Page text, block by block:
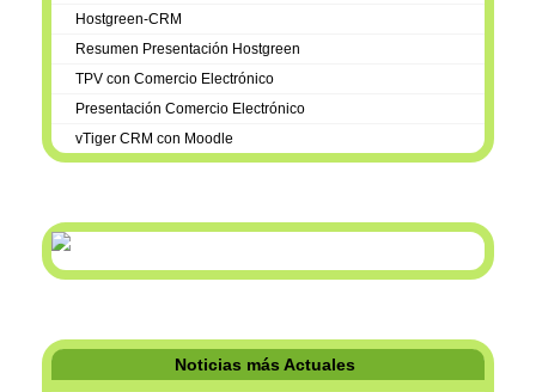
Hostgreen-CRM
Resumen Presentación Hostgreen
TPV con Comercio Electrónico
Presentación Comercio Electrónico
vTiger CRM con Moodle
Noticias más Actuales